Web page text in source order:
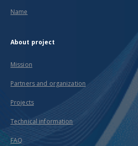
Name
About project
Mission
Partners and organization
Projects
Technical information
FAQ